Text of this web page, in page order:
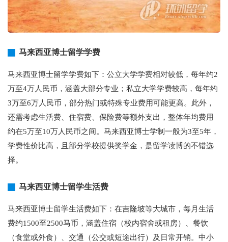
马来西亚博士留学学费
马来西亚博士留学学费如下：公立大学学费相对较低，每年约2
万至4万人民币，涵盖大部分专业；私立大学学费较高，每年约
3万至6万人民币，部分热门或特殊专业费用可能更高。此外，
还需考虑生活费、住宿费、保险费等额外支出，整体年均费用
约在5万至10万人民币之间。马来西亚博士学制一般为3至5年，
学费性价比高，且部分学校提供奖学金，是留学读博的不错选
择。
马来西亚博士留学生活费
马来西亚博士留学生活费如下：在吉隆坡等大城市，每月生活
费约1500至2500马币，涵盖住宿（校内宿舍或租房）、餐饮
（食堂或外食）、交通（公交或短途出行）及日常开销。中小